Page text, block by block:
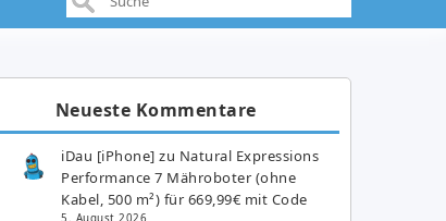
Neueste Kommentare
iDau [iPhone] zu Natural Expressions
Performance 7 Mähroboter (ohne
Kabel, 500 m²) für 669,99€ mit Code